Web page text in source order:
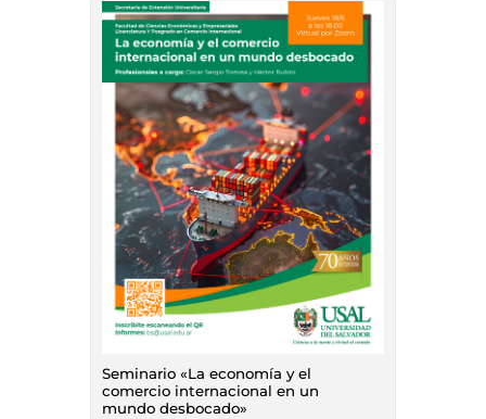
Seminario «La economía y el
comercio internacional en un
mundo desbocado»